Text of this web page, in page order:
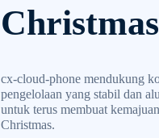
cx-cloud-phone mendukung
pengelolaan yang stabil dan
untuk terus membuat
Christmas.